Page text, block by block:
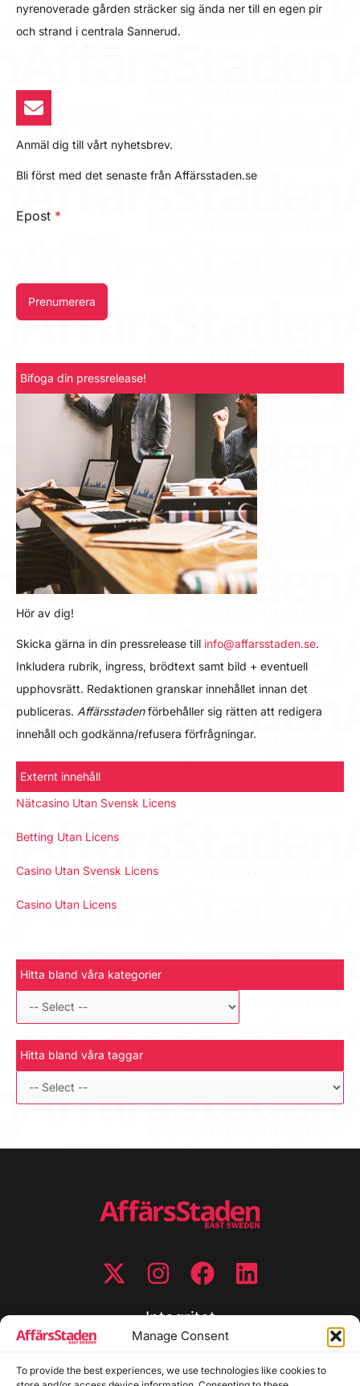
Manage Consent
To provide the best experiences, we use technologies like cookies to
nyrenoverade gården sträcker sig ända ner till en egen pir
och strand i centrala Sannerud.
Anmäl dig till vårt nyhetsbrev.
Bli först med det senaste från Affärsstaden.se
Epost *
Prenumerera
Bifoga din pressrelease!
Hör av dig!
Skicka gärna in din pressrelease till info@affarsstaden.se.
Inkludera rubrik, ingress, brödtext samt bild + eventuell
upphovsrätt. Redaktionen granskar innehållet innan det
publiceras. Affärsstadenförbehåller sig rätten att redigera
innehåll och godkänna/refusera förfrågningar.
Externt innehåll
Nätcasino Utan Svensk Licens
Betting Utan Licens
Casino Utan Svensk Licens
Casino Utan Licens
Hitta bland våra kategorier
Hitta bland våra taggar
Integritet
Cookiepolicy